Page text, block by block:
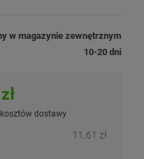
w magazynie zewnętrznym
10-20 dni
kosztów dostawy
11,61 zł